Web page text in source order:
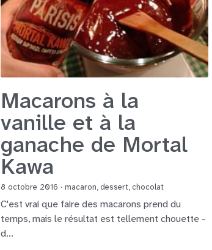
Macarons à la
vanille et à la
ganache de Mortal
Kawa
8 octobre 2016 · macaron,dessert,chocolat
C'est vrai que faire des macarons prend du
temps, mais le résultat est tellement chouette -
d...